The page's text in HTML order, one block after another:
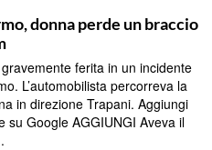
donna perde un braccio
ferita in un incidente
L’automobilista percorreva la
in direzione Trapani. Aggiungi
su Google AGGIUNGI Aveva il